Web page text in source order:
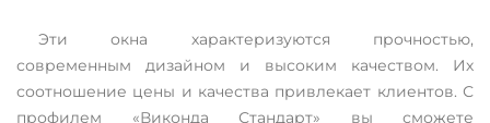
Эти окна характеризуются прочностью,
современным дизайном и высоким качеством. Их
соотношение цены и качества привлекает клиентов. С
профилем «Виконда Стандарт» вы сможете